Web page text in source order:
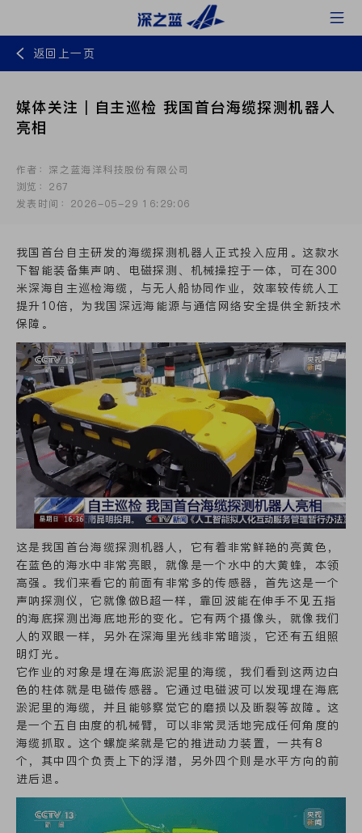
返回上一页
媒体关注｜自主巡检 我国首台海缆探测机器人
亮相
作者：深之蓝海洋科技股份有限公司
浏览：267
发表时间：2026-05-29 16:29:06
我国首台自主研发的海缆探测机器人正式投入应用。这款水
下智能装备集声呐、电磁探测、机械操控于一体，可在300
米深海自主巡检海缆，与无人船协同作业，效率较传统人工
提升10倍，为我国深远海能源与通信网络安全提供全新技术
保障。
这是我国首台海缆探测机器人，它有着非常鲜艳的亮黄色，
在蓝色的海水中非常亮眼，就像是一个水中的大黄蜂，本领
高强。我们来看它的前面有非常多的传感器，首先这是一个
声呐探测仪，它就像做B超一样，靠回波能在伸手不见五指
的海底探测出海底地形的变化。它有两个摄像头，就像我们
人的双眼一样，另外在深海里光线非常暗淡，它还有五组照
明灯光。
它作业的对象是埋在海底淤泥里的海缆，我们看到这两边白
色的柱体就是电磁传感器 。它通过电磁波可以发现埋在海底
淤泥里的海缆，并且能够察觉它的磨损以及断裂等故障。这
是一个五自由度的机械臂，可以非常灵活地完成任何角度的
海缆抓取。这个螺旋桨就是它的推进动力装置，一共有8
个，其中四个负责上下的浮潜，另外四个则是水平方向的前
进后退。